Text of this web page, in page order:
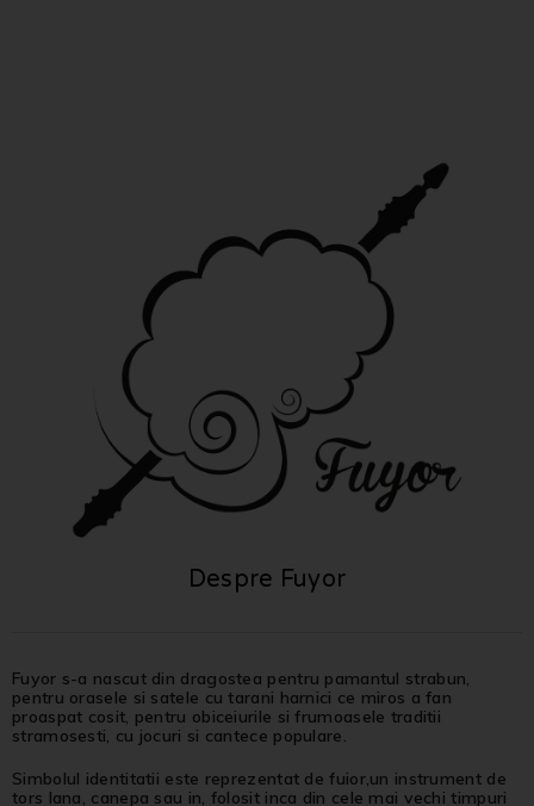
Despre Fuyor
Fuyor s-a nascut din dragostea pentru pamantul strabun,
pentru orasele si satele cu tarani harnici ce miros a fan
proaspat cosit, pentru obiceiurile si frumoasele traditii
stramosesti, cu jocuri si cantece populare.
Simbolul identitatii este reprezentat de fuior,un instrument de
tors lana, canepa sau in, folosit inca din cele mai vechi timpuri